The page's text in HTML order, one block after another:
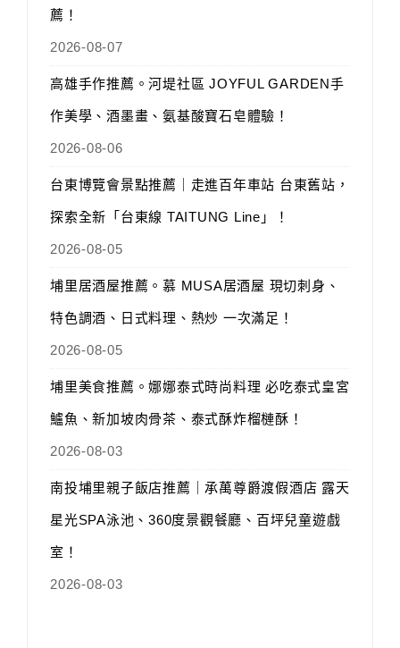
薦！
2026-08-07
高雄手作推薦。河堤社區 JOYFUL GARDEN手
作美學、酒墨畫、氨基酸寶石皂體驗！
2026-08-06
台東博覽會景點推薦｜走進百年車站 台東舊站，
探索全新「台東線 TAITUNG Line」！
2026-08-05
埔里居酒屋推薦。慕 MUSA居酒屋 現切刺身、
特色調酒、日式料理、熱炒 一次滿足！
2026-08-05
埔里美食推薦。娜娜泰式時尚料理 必吃泰式皇宮
鱸魚、新加坡肉骨茶、泰式酥炸榴槤酥！
2026-08-03
南投埔里親子飯店推薦｜承萬尊爵渡假酒店 露天
星光SPA泳池、360度景觀餐廳、百坪兒童遊戲
室！
2026-08-03